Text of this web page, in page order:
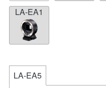
LA-EA1
LA-EA5